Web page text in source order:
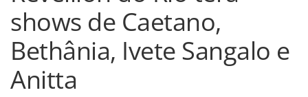
shows de Caetano,
Bethânia, Ivete Sangalo e
Anitta